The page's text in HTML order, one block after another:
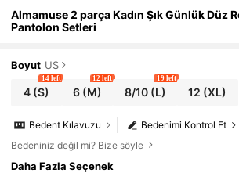
Almamuse 2 parça Kadın Şık Günlük Düz
Pantolon Setleri
Boyut US
4 (S)
14 left
6 (M)
12 left
8/10(L)
19 left
12 (XL)
Bedenimi Kontrol Et
Bedent Kılavuzu
Bedeniniz değil mi? Bize söyle
Daha Fazla Seçenek